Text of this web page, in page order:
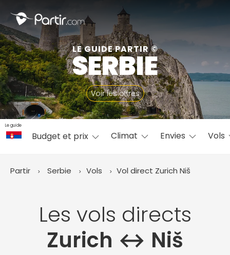
LE GUIDE PARTIR ©
SERBIE
Voir les offres
Le guide
Budget et prix Climat Envies Vols
Partir Serbie Vols Vol direct Zurich Niš
Les vols directs
Zurich ↔︎ Niš
📍 Destinations populaires
☀️ Où partir par mois
Juillet
Août Septembre
Octobre